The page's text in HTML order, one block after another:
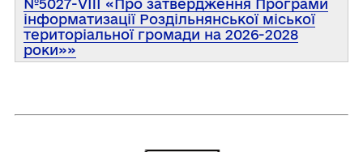
№5027-VIII «Про затвердження Програми
інформатизації Роздільнянської міської
територіальної громади на 2026-2028
роки»»